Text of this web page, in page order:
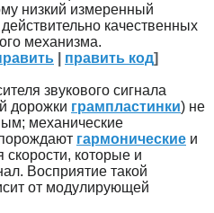
низкий измеренный
качественных
механизма.
править код]
звукового сигнала
дорожки грампластинки) не
механические
гармонические и
скорости, которые и
Восприятие такой
от модулирующей